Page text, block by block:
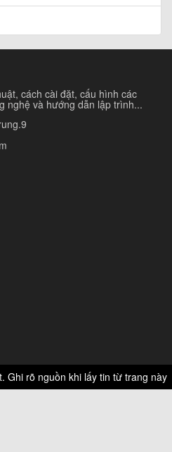
cách cài đặt, cấu hình các
nghệ và hướng dẫn lập trình...
Ghi rõ nguồn khi lấy tin từ trang này